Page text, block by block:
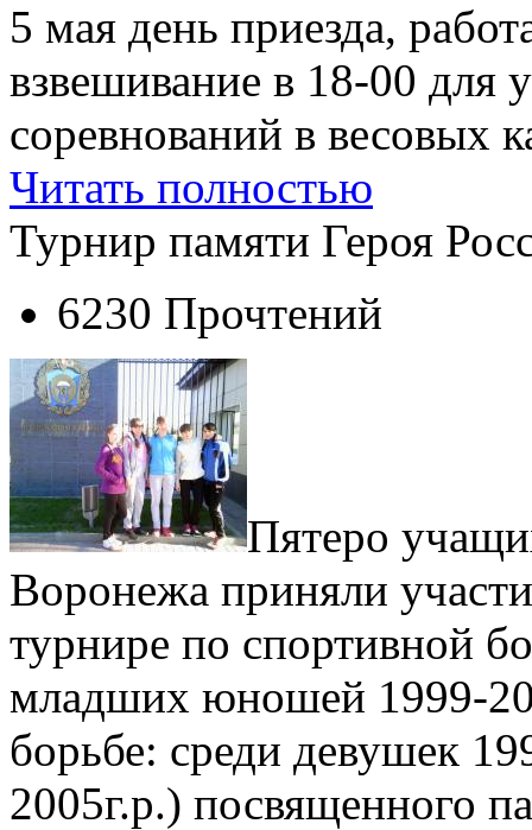
5 мая день приезда,
взвешивание в 18-00 для
соревнований в весовых
Читать полностью
Турнир памяти Героя
6230 Прочтений
Пятеро
Воронежа приняли
турнире по спортивной
младших юношей 1999-
борьбе: среди девушек
2005г.р.) посвященного